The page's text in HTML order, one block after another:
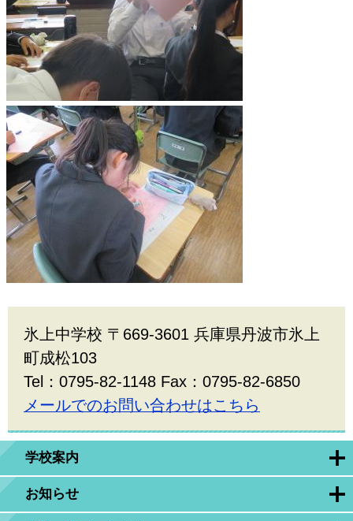
学校案内
お知らせ
氷上中学校 〒669-3601 兵庫県丹波市氷上
町成松103
Tel：0795-82-1148 Fax：0795-82-6850
メールでのお問い合わせはこちら